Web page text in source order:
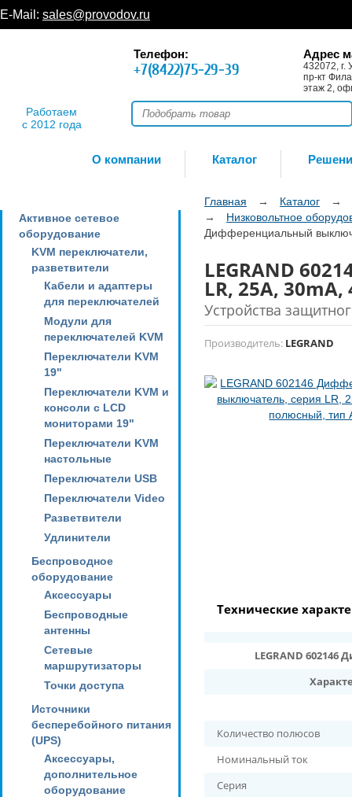
E-Mail: sales@provodov.ru
Работаем
с 2012 года
Телефон:
+7(8422)75-29-39
Адрес
432072, г.
пр-кт
этаж 2,
О компании Каталог
Активное сетевое
оборудование
KVM переключатели,
разветвители
Кабели и адаптеры
для переключателей
Модули для
переключателей KVM
Переключатели KVM
19"
Переключатели KVM и
консоли с LCD
мониторами 19"
Переключатели KVM
настольные
Переключатели USB
Переключатели Video
Разветвители
Удлинители
Беспроводное
оборудование
Аксессуары
Беспроводные
антенны
Сетевые
маршрутизаторы
Точки доступа
Источники
бесперебойного питания
(UPS)
Аксессуары,
дополнительное
оборудование
Главная → Каталог
→
→
Низковольтное
Дифференциальный
LEGRAND
LR, 25A,
Устройства
Производитель: LEGRAND
Технические
LEGRAND
Количество полюсов
Номинальный ток
Серия